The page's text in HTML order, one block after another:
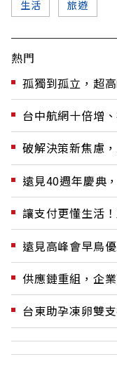
生活 旅遊
熱門
孤獨到孤立，超
台中航網十倍增
破解決策新焦慮
遠見40週年慶典
讓支付更懂生活
遠見高峰會早鳥
供應鏈重組，企
台東助孕凍卵雙支